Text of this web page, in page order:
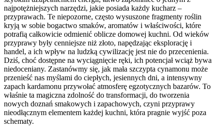
najpotężniejszych narzędzi, jakie posiada każdy kucharz –
przyprawach. Te niepozorne, często wysuszone fragmenty roślin
kryją w sobie bogactwo smaków, aromatów i właściwości, które
potrafią całkowicie odmienić oblicze domowej kuchni. Od wieków
przyprawy były cenniejsze niż złoto, napędzając eksplorację i
handel, a ich wpływ na ludzką cywilizację jest nie do przecenienia.
Dziś, choć dostępne na wyciągnięcie ręki, ich potencjał wciąż bywa
niedoceniany. Zastanówmy się, jak mała szczypta cynamonu może
przenieść nas myślami do ciepłych, jesiennych dni, a intensywny
zapach kardamonu przywołać atmosferę egzotycznych bazarów. To
właśnie ta magiczna zdolność do transformacji, do tworzenia
nowych doznań smakowych i zapachowych, czyni przyprawy
nieodłącznym elementem każdej kuchni, która pragnie wyjść poza
schematy.